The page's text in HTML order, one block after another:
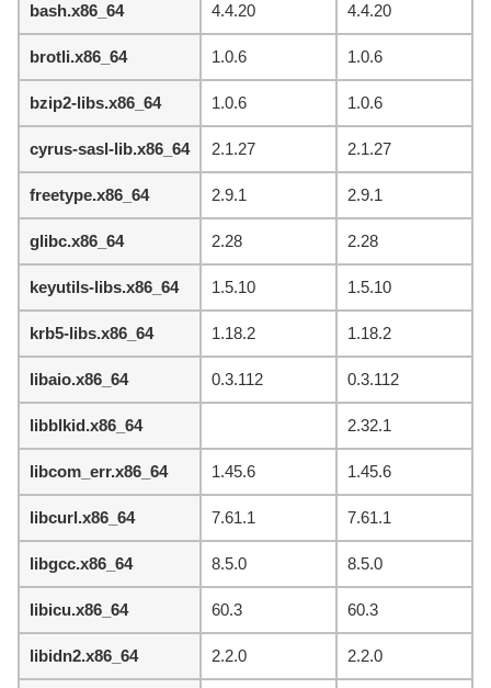
bash.x86_64 4.4.20 4.4.20
brotli.x86_64 1.0.6 1.0.6
bzip2-libs.x86_64 1.0.6 1.0.6
cyrus-sasl-lib.x86_64 2.1.27 2.1.27
freetype.x86_64 2.9.1 2.9.1
glibc.x86_64 2.28 2.28
keyutils-libs.x86_64 1.5.10 1.5.10
krb5-libs.x86_64 1.18.2 1.18.2
libaio.x86_64 0.3.112 0.3.112
libblkid.x86_64 2.32.1
libcom_err.x86_64 1.45.6 1.45.6
libcurl.x86_64 7.61.1 7.61.1
libgcc.x86_64 8.5.0 8.5.0
libicu.x86_64 60.3 60.3
libidn2.x86_64 2.2.0 2.2.0